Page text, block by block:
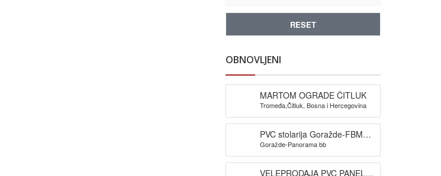
RESET
OBNOVLJENI
MARTOM OGRADE ČITLUK
Tromeđa,Čitluk, Bosna i Hercegovina
PVC stolarija Goražde-FBM
Komerc doo
Goražde-Panorama bb
VELEPRODAJA PVC PANELA-